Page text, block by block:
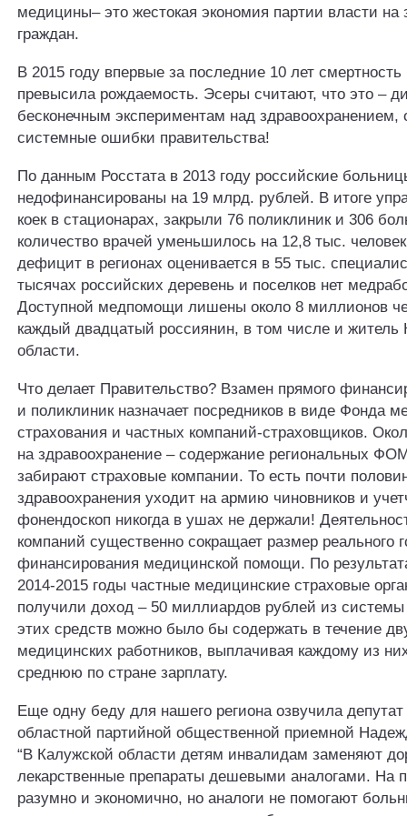
медицины– это жестокая экономия партии власти на
граждан.
В 2015 году впервые за последние 10 лет
превысила рождаемость. Эсеры считают, что это –
бесконечным экспериментам над здравоохранением,
системные ошибки правительства!
По данным Росстата в 2013 году российские
недофинансированы на 19 млрд. рублей. В итоге
коек в стационарах, закрыли 76 поликлиник и 306
количество врачей уменьшилось на 12,8 тыс.
дефицит в регионах оценивается в 55 тыс.
тысячах российских деревень и поселков нет
Доступной медпомощи лишены около 8 миллионов
каждый двадцатый россиянин, в том числе и житель
области.
Что делает Правительство? Взамен прямого
и поликлиник назначает посредников в виде Фонда
страхования и частных компаний-страховщиков.
на здравоохранение – содержание региональных
забирают страховые компании. То есть почти
здравоохранения уходит на армию чиновников и
фонендоскоп никогда в ушах не держали!
компаний существенно сокращает размер реального
финансирования медицинской помощи. По
2014-2015 годы частные медицинские страховые
получили доход – 50 миллиардов рублей из
этих средств можно было бы содержать в течение
медицинских работников, выплачивая каждому из
среднюю по стране зарплату.
Еще одну беду для нашего региона озвучила депутат
областной партийной общественной приемной
“В Калужской области детям инвалидам заменяют
лекарственные препараты дешевыми аналогами. На
разумно и экономично, но аналоги не помогают